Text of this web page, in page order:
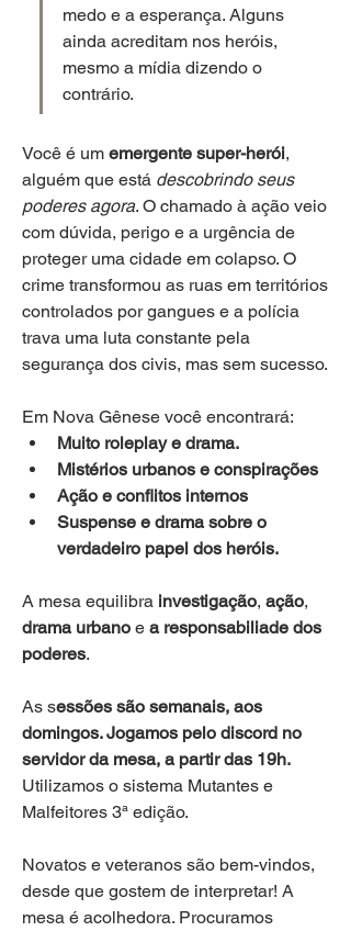
medo e a esperança. Alguns
ainda acreditam nos heróis,
mesmo a mídia dizendo o
contrário.
Você é um emergente super-herói,
alguém que está descobrindo seus
poderes agora. O chamado à ação veio
com dúvida, perigo e a urgência de
proteger uma cidade em colapso. O
crime transformou as ruas em territórios
controlados por gangues e a polícia
trava uma luta constante pela
Em Nova Gênese você encontrará:
Muito roleplay e drama.
Mistérios urbanos e conspirações
Ação e conflitos internos
Suspense e drama sobre o
verdadeiro papel dos heróis.
A mesa equilibra investigação, ação
drama urbano e a responsabiliade dos
poderes.
As sessões são semanais, aos
domingos. Jogamos pelo discord no
servidor da mesa, a partir das 19h.
Utilizamos o sistema Mutantes e
Malfeitores 3ª edição.
Novatos e veteranos são bem-vindos,
desde que gostem de interpretar! A
mesa é acolhedora. Procuramos